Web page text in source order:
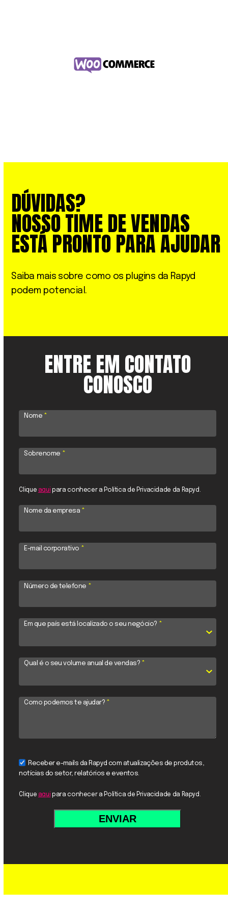
DÚVIDAS?
NOSSO TIME DE VENDAS
ESTÁ PRONTO PARA AJUDAR
Saiba mais sobre como os plugins da Rapyd
podem potencial.
ENTRE EM CONTATO
CONOSCO
Nome *
Sobrenome *
Clique aqui para conhecer a Política de Privacidade da Rapyd.
Nome da empresa *
E-mail corporativo *
Número de telefone *
Em que país está localizado o seu negócio? *
Qual é o seu volume anual de vendas? *
Como podemos te ajudar? *
Receber e-mails da Rapyd com atualizações de produtos,
notícias do setor, relatórios e eventos.
Clique aqui para conhecer a Política de Privacidade da Rapyd.